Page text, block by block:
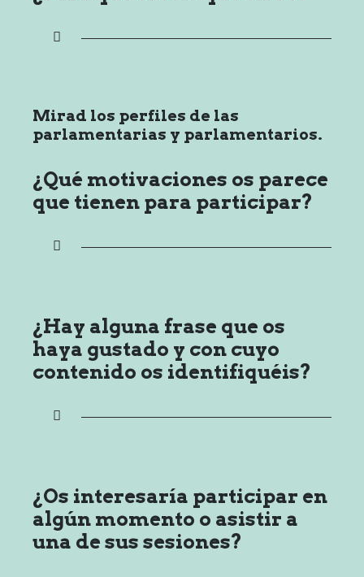
Mirad los perfiles de las
parlamentarias y parlamentarios.
¿Qué motivaciones os parece
que tienen para participar?
¿Hay alguna frase que os
haya gustado y con cuyo
contenido os identifiquéis?
¿Os interesaría participar en
algún momento o asistir a
una de sus sesiones?